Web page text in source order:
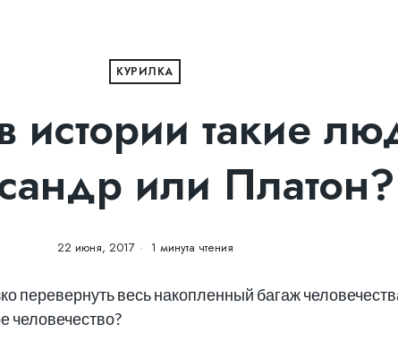
КУРИЛКА
истории такие
или Платон?
22 июня, 2017 1 минута чтения
перевернуть весь накопленный багаж
человечество?